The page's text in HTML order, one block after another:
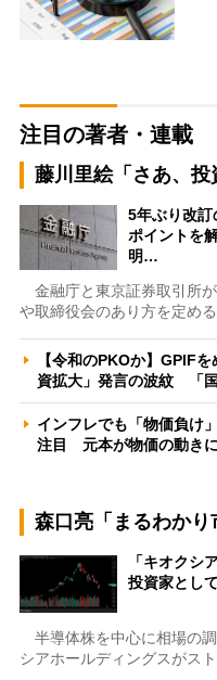
注目の著者・連載
藤川里絵「さあ、投
5年ぶり改訂
ポイントを
明…
金融庁と東京証券取引所
や取締役会のあり方を定め
【令和のPKOか】GPIF
資拡大」発言の波紋 「
インフレでも「物価負け
注目 元本が物価の動き
森口亮「まるわかり
「キオクシ
投資家とし
半導体株を中心に相場の
シアホールディングスがス